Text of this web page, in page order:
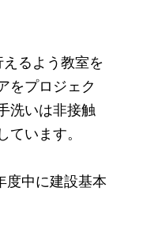
るよう教室を
をプロジェク
洗いは非接触
います。
度中に建設基本